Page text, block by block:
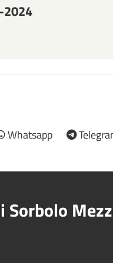
Whatsapp
Sorbolo